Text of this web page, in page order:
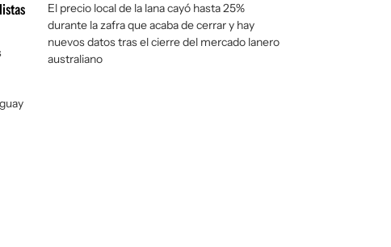
España
Estados Unidos
El precio local de la lana cayó hasta 25%
durante la zafra que acaba de cerrar y hay
nuevos datos tras el cierre del mercado lanero
australiano